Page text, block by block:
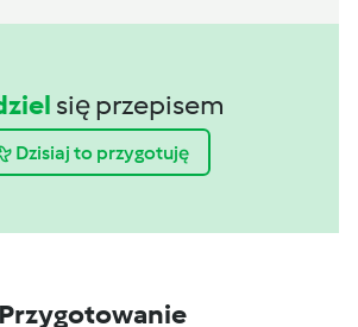
się przepisem
Dzisiaj to przygotuję
Przygotowanie